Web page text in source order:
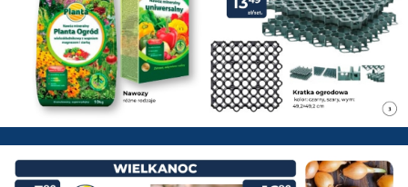
PSB Mrówka Zwoleń -